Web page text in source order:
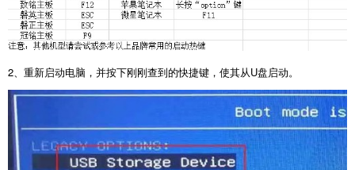
2、重新启动电脑，并按下刚刚查到的快捷键，使其从U盘启动。